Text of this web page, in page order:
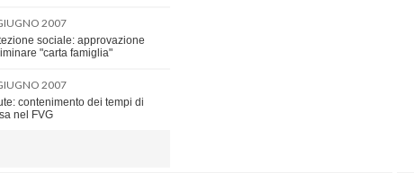
2007
sociale: approvazione
"carta famiglia"
2007
contenimento dei tempi di
nel FVG